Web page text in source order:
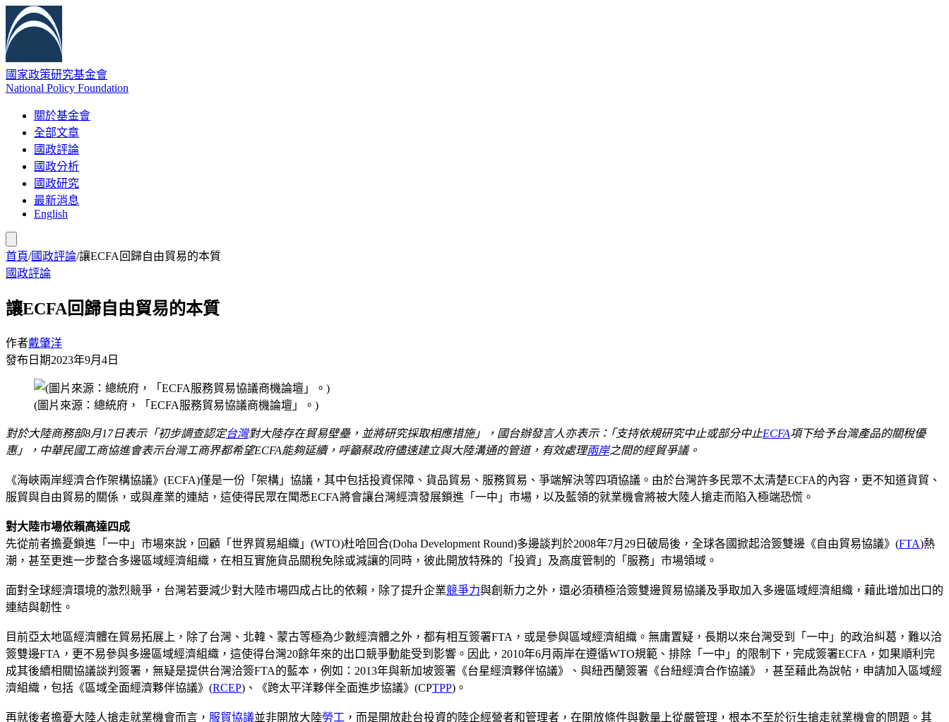
國家政策研究基金會
National Policy Foundation
關於基金會
全部文章
國政評論
國政分析
國政研究
最新消息
English
首頁/國政評論/讓ECFA回歸自由貿易的本質
國政評論
讓ECFA回歸自由貿易的本質
作者戴肇洋
發布日期2023年9月4日
(圖片來源：總統府，「ECFA服務貿易協議商機論壇」。)
對於大陸商務部8月17日表示「初步調查認定台灣對大陸存在貿易壁壘，並將研究採取相應措施」，國台辦發言人亦表示：｢支持依規研究中止或部分中止ECFA項下给予台灣產品的關稅優
惠」，中華民國工商協進會表示台灣工商界都希望ECFA能夠延續，呼籲蔡政府儘速建立與大陸溝通的管道，有效處理兩岸之間的經貿爭議。
《海峽兩岸經濟合作架構協議》(ECFA)僅是一份「架構」協議，其中包括投資保障、貨品貿易、服務貿易、爭端解決等四項協議。由於台灣許多民眾不太清楚ECFA的內容，更不知道貨貿、
服貿與自由貿易的關係，或與產業的連結，這使得民眾在聞悉ECFA將會讓台灣經濟發展鎖進「一中」市場，以及藍領的就業機會將被大陸人搶走而陷入極端恐慌。
對大陸市場依賴高達四成
先從前者擔憂鎖進「一中」市場來說，回顧「世界貿易組織」(WTO)杜哈回合(Doha Development Round)多邊談判於2008年7月29日破局後，全球各國掀起洽簽雙邊《自由貿易協議》(FTA)熱
潮，甚至更進一步整合多邊區域經濟組織，在相互實施貨品關稅免除或減讓的同時，彼此開放特殊的「投資」及高度管制的「服務」市場領域。
面對全球經濟環境的激烈競爭，台灣若要減少對大陸市場四成占比的依賴，除了提升企業競爭力與創新力之外，還必須積極洽簽雙邊貿易協議及爭取加入多邊區域經濟組織，藉此增加出口的
連結與韌性。
目前亞太地區經濟體在貿易拓展上，除了台灣、北韓、蒙古等極為少數經濟體之外，都有相互簽署FTA，或是參與區域經濟組織。無庸置疑，長期以來台灣受到「一中」的政治糾葛，難以洽
簽雙邊FTA，更不易參與多邊區域經濟組織，這使得台灣20餘年來的出口競爭動能受到影響。因此，2010年6月兩岸在遵循WTO規範、排除「一中」的限制下，完成簽署ECFA，如果順利完
成其後續相關協議談判簽署，無疑是提供台灣洽簽FTA的藍本，例如：2013年與新加坡簽署《台星經濟夥伴協議》、與紐西蘭簽署《台紐經濟合作協議》，甚至藉此為說帖，申請加入區域經
濟組織，包括《區域全面經濟夥伴協議》(RCEP)、《跨太平洋夥伴全面進步協議》(CPTPP)。
再就後者擔憂大陸人搶走就業機會而言， 服貿協議並非開放大陸勞工 ，而是開放赴台投資的陸企經營者和管理者，在開放條件與數量上從嚴管理，根本不至於衍生搶走就業機會的問題。其